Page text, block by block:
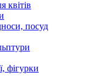
квітів
посуд
фігурки